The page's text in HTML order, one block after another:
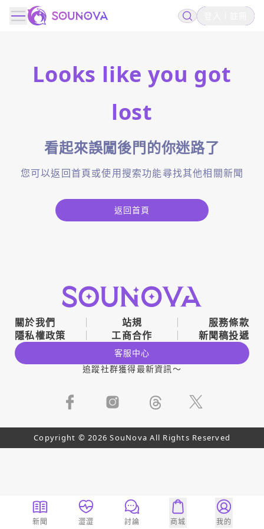
Looks like you got
lost
看起來誤闖後門的你迷路了
您可以返回首頁或使用搜索功能尋找其他相關新聞
返回首頁
關於我們 站規
服務條款
隱私權政策
工商合作 新聞稿投遞
客服中心
追蹤社群獲得最新資訊～
Copyright © 2026 SouNova All Rights Reserved
新聞 澀澀 討論 商城 我的